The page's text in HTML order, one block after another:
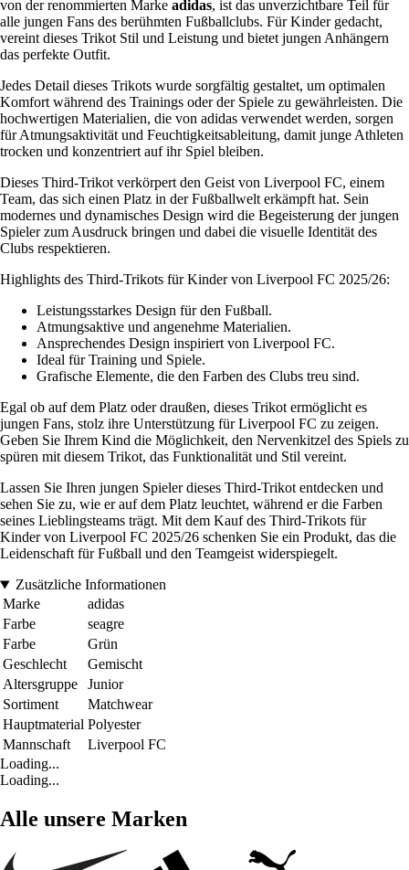
von der renommierten Marke adidas, ist das unverzichtbare Teil für
alle jungen Fans des berühmten Fußballclubs. Für Kinder gedacht,
vereint dieses Trikot Stil und Leistung und bietet jungen Anhängern
das perfekte Outfit.
Jedes Detail dieses Trikots wurde sorgfältig gestaltet, um optimalen
Komfort während des Trainings oder der Spiele zu gewährleisten. Die
hochwertigen Materialien, die von adidas verwendet werden, sorgen
für Atmungsaktivität und Feuchtigkeitsableitung, damit junge Athleten
trocken und konzentriert auf ihr Spiel bleiben.
Dieses Third-Trikot verkörpert den Geist von Liverpool FC, einem
Team, das sich einen Platz in der Fußballwelt erkämpft hat. Sein
modernes und dynamisches Design wird die Begeisterung der jungen
Spieler zum Ausdruck bringen und dabei die visuelle Identität des
Clubs respektieren.
Highlights des Third-Trikots für Kinder von Liverpool FC 2025/26:
Leistungsstarkes Design für den Fußball.
Atmungsaktive und angenehme Materialien.
Ansprechendes Design inspiriert von Liverpool FC.
Ideal für Training und Spiele.
Grafische Elemente, die den Farben des Clubs treu sind.
Egal ob auf dem Platz oder draußen, dieses Trikot ermöglicht es
jungen Fans, stolz ihre Unterstützung für Liverpool FC zu zeigen.
Geben Sie Ihrem Kind die Möglichkeit, den Nervenkitzel des Spiels zu
spüren mit diesem Trikot, das Funktionalität und Stil vereint.
Lassen Sie Ihren jungen Spieler dieses Third-Trikot entdecken und
sehen Sie zu, wie er auf dem Platz leuchtet, während er die Farben
seines Lieblingsteams trägt. Mit dem Kauf des Third-Trikots für
Kinder von Liverpool FC 2025/26 schenken Sie ein Produkt, das die
Leidenschaft für Fußball und den Teamgeist widerspiegelt.
Zusätzliche Informationen
Marke
adidas
Farbe
seagre
Farbe
Grün
Geschlecht
Gemischt
Altersgruppe
Junior
Sortiment
Matchwear
Hauptmaterial Polyester
Mannschaft
Liverpool FC
Loading...
Loading...
Alle unsere Marken